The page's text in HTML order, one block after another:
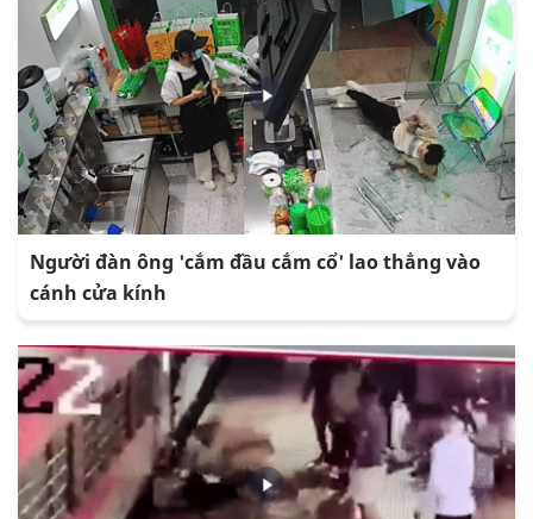
Người đàn ông 'cắm đầu cắm cổ' lao thẳng vào
cánh cửa kính